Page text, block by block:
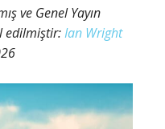
ve Genel Yayın
edilmiştir:Ian Wright